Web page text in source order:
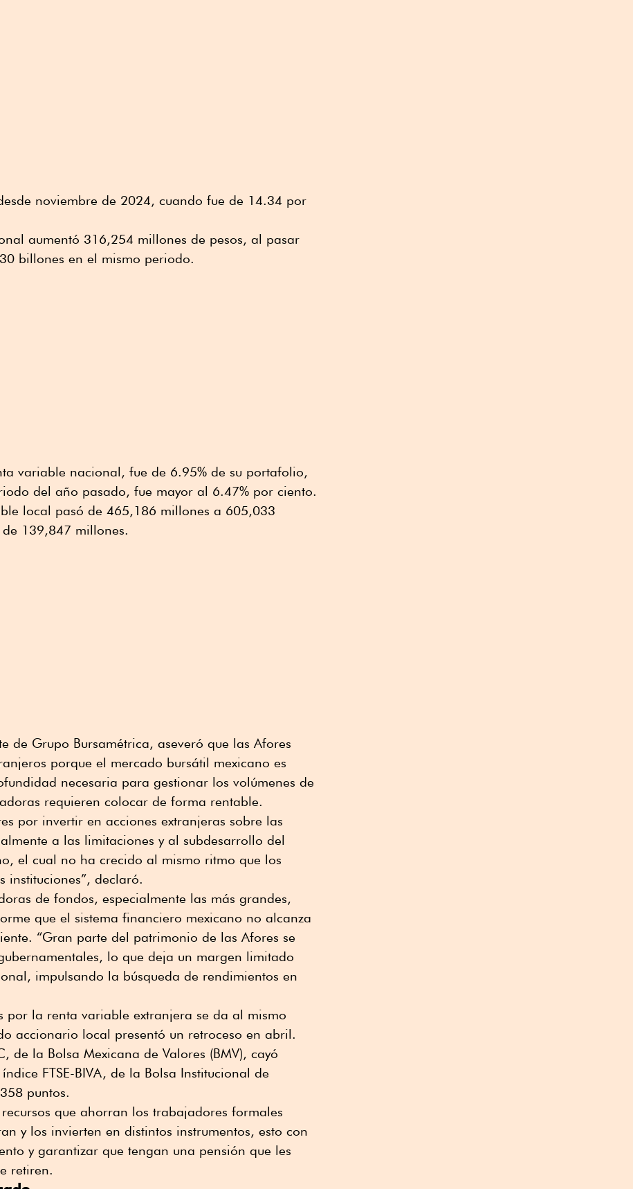
noviembre de 2024, cuando fue de 14.34 por
aumentó 316,254 millones de pesos, al pasar
billones en el mismo periodo.
variable nacional, fue de 6.95% de su portafolio,
del año pasado, fue mayor al 6.47% por ciento.
local pasó de 465,186 millones a 605,033
139,847 millones.
de Grupo Bursamétrica, aseveró que las Afores
porque el mercado bursátil mexicano es
necesaria para gestionar los volúmenes de
requieren colocar de forma rentable.
por invertir en acciones extranjeras sobre las
a las limitaciones y al subdesarrollo del
el cual no ha crecido al mismo ritmo que los
instituciones”, declaró.
de fondos, especialmente las más grandes,
que el sistema financiero mexicano no alcanza
“Gran parte del patrimonio de las Afores se
lo que deja un margen limitado
impulsando la búsqueda de rendimientos en
por la renta variable extranjera se da al mismo
accionario local presentó un retroceso en abril.
de la Bolsa Mexicana de Valores (BMV), cayó
FTSE-BIVA, de la Bolsa Institucional de
puntos.
que ahorran los trabajadores formales
y los invierten en distintos instrumentos, esto con
y garantizar que tengan una pensión que les
retiren.